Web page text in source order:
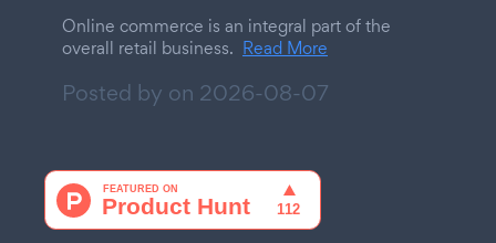
Online commerce is an integral part of the
overall retail business. Read More
Posted by on 2026-08-07